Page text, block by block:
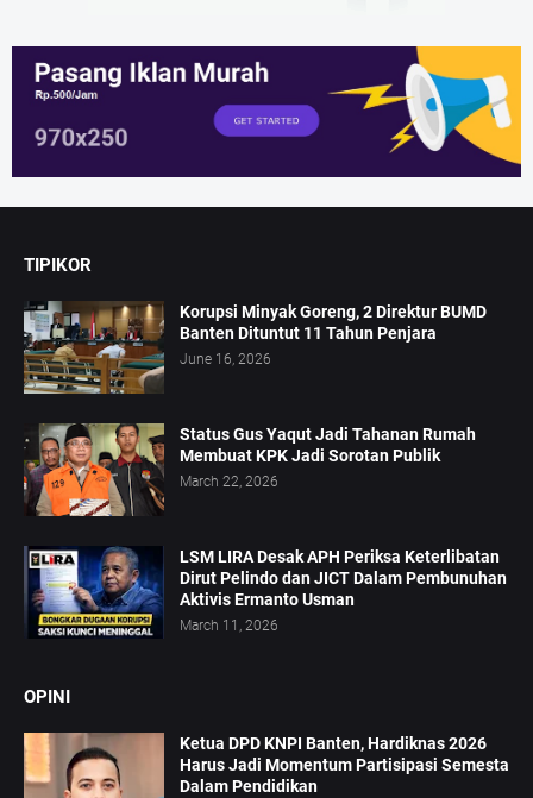
TIPIKOR
Korupsi Minyak Goreng, 2 Direktur BUMD
Banten Dituntut 11 Tahun Penjara
June 16, 2026
Status Gus Yaqut Jadi Tahanan Rumah
Membuat KPK Jadi Sorotan Publik
March 22, 2026
LSM LIRA Desak APH Periksa Keterlibatan
Dirut Pelindo dan JICT Dalam Pembunuhan
Aktivis Ermanto Usman
March 11, 2026
OPINI
Ketua DPD KNPI Banten, Hardiknas 2026
Harus Jadi Momentum Partisipasi Semesta
Dalam Pendidikan